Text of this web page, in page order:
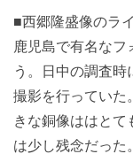
■西郷隆盛像のラ
鹿児島で有名なフ
う。日中の調査
撮影を行っていた
きな銅像ははとて
は少し残念だった